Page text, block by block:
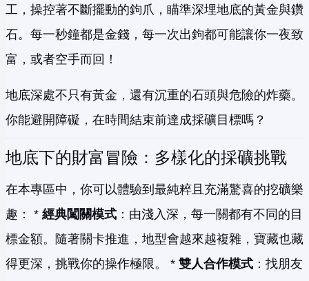
工，操控著不斷擺動的鉤爪，瞄準深埋地底的黃金與鑽
石。每一秒鐘都是金錢，每一次出鉤都可能讓你一夜致
富，或者空手而回！
地底深處不只有黃金，還有沉重的石頭與危險的炸藥。
你能避開障礙，在時間結束前達成採礦目標嗎？
地底下的財富冒險：多樣化的採礦挑戰
在本專區中，你可以體驗到最純粹且充滿驚喜的挖礦樂
趣： * 經典闖關模式 ：由淺入深，每一關都有不同的目
標金額。隨著關卡推進，地型會越來越複雜，寶藏也藏
得更深，挑戰你的操作極限。 * 雙人合作模式 ：找朋友